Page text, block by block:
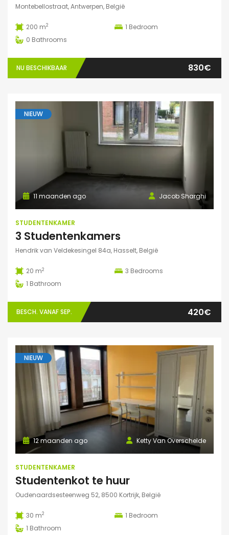
Montebellostraat, Antwerpen, België
200 m2 1 Bedroom
0 Bathrooms
NU BESCHIKBAAR 830€
NIEUW
Jacob Sharghi
11 maanden ago
STUDENTENKAMER
3 Studentenkamers
Hendrik van Veldekesingel 84a, Hasselt, België
20 m2 3 Bedrooms
1 Bathroom
BESCH. VANAF SEP. 420€
NIEUW
Ketty Van Overschelde
12 maanden ago
STUDENTENKAMER
Studentenkot te huur
Oudenaardsesteenweg 52, 8500 Kortrijk, België
30 m2 1 Bedroom
1 Bathroom